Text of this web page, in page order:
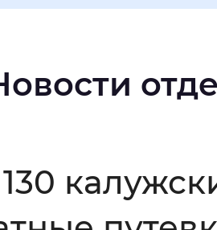
между буквами: